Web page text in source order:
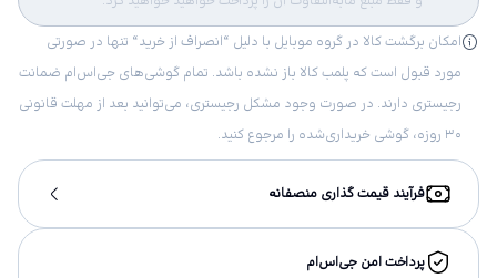
امکان برگشت کالا در گروه موبایل با دلیل “انصراف از خرید“ تنها در صورتی
مورد قبول است که پلمب کالا باز نشده باشد. تمام گوشی‌های جی‌اس‌ام ضمانت
رجیستری دارند. در صورت وجود مشکل رجیستری، می‌توانید بعد از مهلت قانونی
۳۰ روزه، گوشی خریداری‌شده را مرجوع کنید.
فرآیند قیمت گذاری منصفانه
پرداخت امن جی‌اس‌ام